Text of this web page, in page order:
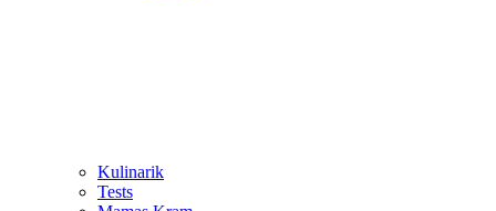
Kulinarik
Tests